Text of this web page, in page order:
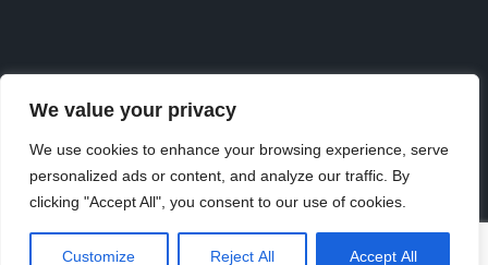
We value your privacy
We use cookies to enhance your browsing experience, serve
personalized ads or content, and analyze our traffic. By
clicking "Accept All", you consent to our use of cookies.
Customize Reject All Accept All
Publish atCalaméoor browsethe library.